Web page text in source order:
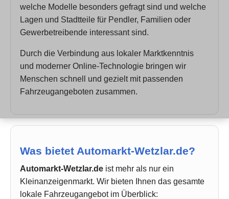
welche Modelle besonders gefragt sind und welche
Lagen und Stadtteile für Pendler, Familien oder
Gewerbetreibende interessant sind.
Durch die Verbindung aus lokaler Marktkenntnis
und moderner Online-Technologie bringen wir
Menschen schnell und gezielt mit passenden
Fahrzeugangeboten zusammen.
Was bietet Automarkt-Wetzlar.de?
Automarkt-Wetzlar.de ist mehr als nur ein
Kleinanzeigenmarkt. Wir bieten Ihnen das gesamte
lokale Fahrzeugangebot im Überblick: